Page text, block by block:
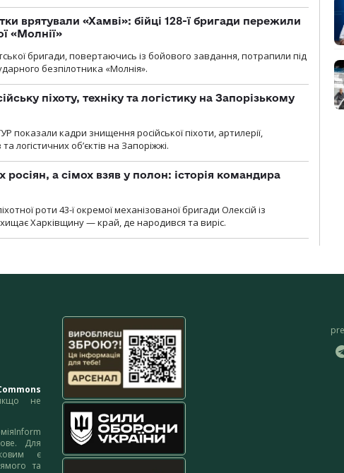
врятували «Хамві»: бійці 128-ї бригади пережили
«Молнії»
бригади, повертаючись із бойового завдання, потрапили під
безпілотника «Молнія».
піхоту, техніку та логістику на Запорізькому
показали кадри знищення російської піхоти, артилерії,
логістичних об’єктів на Запоріжжі.
росіян, а сімох взяв у полон: історія командира
роти 43-ї окремої механізованої бригади Олексій із
Харківщину — край, де народився та виріс.
не
Для
є
та